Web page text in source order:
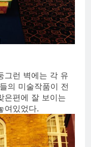
그런 벽에는 각 유
의 미술작품이 전
은편에 잘 보이는
여있었다.